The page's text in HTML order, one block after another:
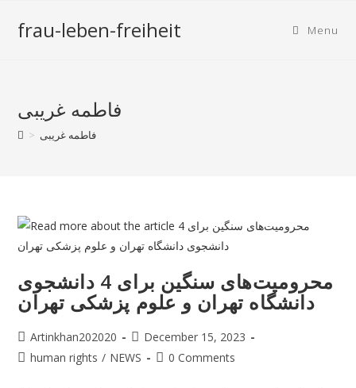
frau-leben-freiheit Menu
فاطمه غریبی
> فاطمه غریبی
محرومیت‌های سنگین برای 4 دانشجوی
دانشگاه تهران و علوم پزشکی تهران
Artinkhan202020
December 15, 2023
human rights / NEWS 0 Comments